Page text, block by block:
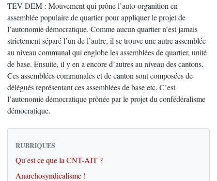
TEV-DEM : Mouvement qui prône l’auto-organition en
assemblée populaire de quartier pour appliquer le projet de
l’autonomie démocratique. Comme aucun quartier n’est jamais
strictement séparé l’un de l’autre, il se trouve une autre assemblée
au niveau communal qui englobe les assemblées de quartier, unité
de base. Ensuite, il y en a encore d’autres au niveau des cantons.
Ces assemblées communales et de canton sont composées de
délégués représentant ces assemblées de base etc. C’est
l’autonomie démocratique prônée par le projet du confédéralisme
démocratique.
RUBRIQUES
Qu’est ce que la CNT-AIT ?
Anarchosyndicalisme !